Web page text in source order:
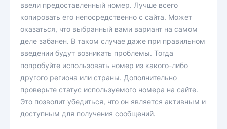
ввели предоставленный номер. Лучше всего
копировать его непосредственно с сайта. Может
оказаться, что выбранный вами вариант на самом
деле забанен. В таком случае даже при правильном
введении будут возникать проблемы. Тогда
попробуйте использовать номер из какого-либо
другого региона или страны. Дополнительно
проверьте статус используемого номера на сайте.
Это позволит убедиться, что он является активным и
доступным для получения сообщений.